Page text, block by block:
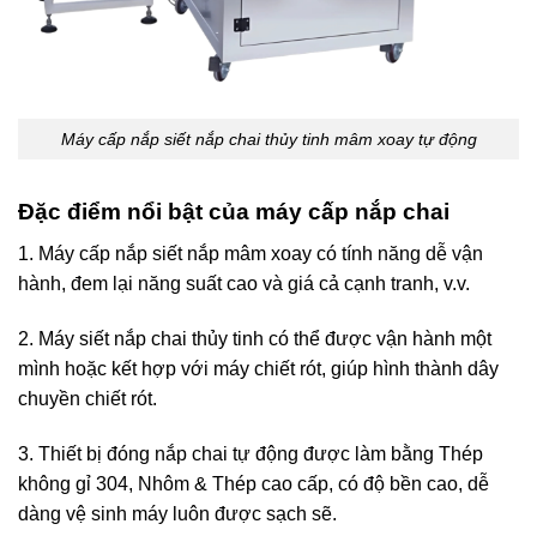
Máy cấp nắp siết nắp chai thủy tinh mâm xoay tự động
Đặc điểm nổi bật của máy cấp nắp chai
1. Máy cấp nắp siết nắp mâm xoay có tính năng dễ vận
hành, đem lại năng suất cao và giá cả cạnh tranh, v.v.
2. Máy siết nắp chai thủy tinh có thể được vận hành một
mình hoặc kết hợp với máy chiết rót, giúp hình thành dây
chuyền chiết rót.
3. Thiết bị đóng nắp chai tự động được làm bằng Thép
không gỉ 304, Nhôm & Thép cao cấp, có độ bền cao, dễ
dàng vệ sinh máy luôn được sạch sẽ.